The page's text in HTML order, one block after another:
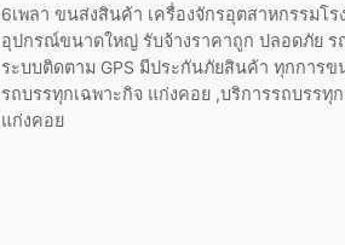
6เพลา ขนส่งสินค้า เครื่องจักรอุตสาหกรรมโร
อุปกรณ์ขนาดใหญ่ รับจ้างราคาถูก ปลอดภัย ร
ระบบติดตาม GPS มีประกันภัยสินค้า ทุกการข
รถบรรทุกเฉพาะกิจ แก่งคอย ,บริการรถบรรทุ
แก่งคอย